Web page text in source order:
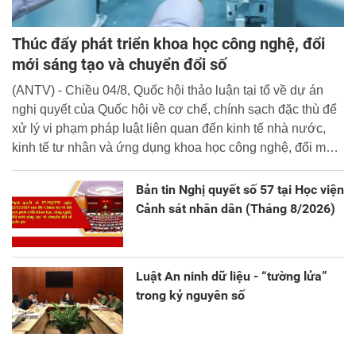
Thúc đẩy phát triển khoa học công nghệ, đổi
mới sáng tạo và chuyển đổi số
(ANTV) - Chiều 04/8, Quốc hội thảo luận tại tổ về dự án
nghị quyết của Quốc hội về cơ chế, chính sạch đặc thù để
xử lý vi phạm pháp luật liên quan đến kinh tế nhà nước,
kinh tế tư nhân và ứng dụng khoa học công nghệ, đổi mới
sáng tạo và chuyển đổi số.
Bản tin Nghị quyết số 57 tại Học viện
Cảnh sát nhân dân (Tháng 8/2026)
Luật An ninh dữ liệu - “tường lửa”
trong kỷ nguyên số